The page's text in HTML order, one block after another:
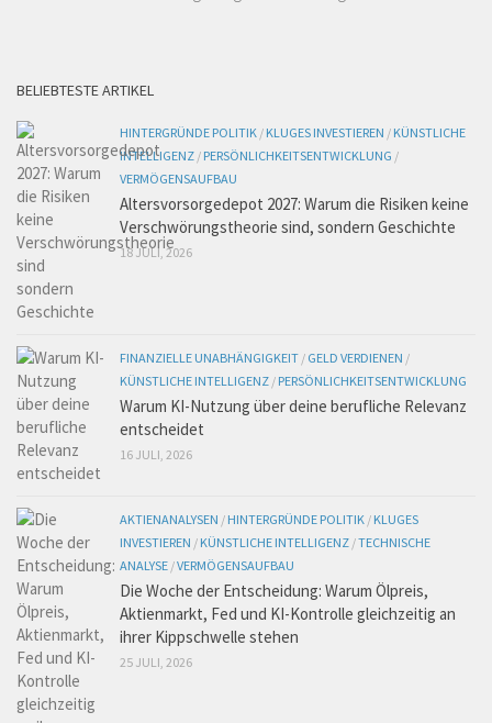
BELIEBTESTE ARTIKEL
HINTERGRÜNDE POLITIK / KLUGES INVESTIEREN / KÜNSTLICHE
INTELLIGENZ / PERSÖNLICHKEITSENTWICKLUNG /
VERMÖGENSAUFBAU
Altersvorsorgedepot 2027: Warum die Risiken keine
Verschwörungstheorie sind, sondern Geschichte
18 JULI, 2026
FINANZIELLE UNABHÄNGIGKEIT / GELD VERDIENEN /
KÜNSTLICHE INTELLIGENZ / PERSÖNLICHKEITSENTWICKLUNG
Warum KI-Nutzung über deine berufliche Relevanz
entscheidet
16 JULI, 2026
AKTIENANALYSEN / HINTERGRÜNDE POLITIK / KLUGES
INVESTIEREN / KÜNSTLICHE INTELLIGENZ /TECHNISCHE
ANALYSE /VERMÖGENSAUFBAU
Die Woche der Entscheidung: Warum Ölpreis,
Aktienmarkt, Fed und KI-Kontrolle gleichzeitig an
ihrer Kippschwelle stehen
25 JULI, 2026